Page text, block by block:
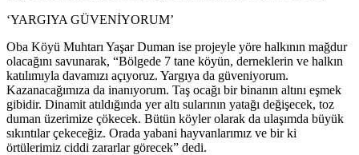
‘YARGIYA GÜVENİYORUM’
Oba Köyü Muhtarı Yaşar Duman ise projeyle yöre halkının mağdur
olacağını savunarak, “Bölgede 7 tane köyün, derneklerin ve halkın
katılımıyla davamızı açıyoruz. Yargıya da güveniyorum.
Kazanacağımıza da inanıyorum. Taş ocağı bir binanın altını eşmek
gibidir. Dinamit atıldığında yer altı sularının yatağı değişecek, toz
duman üzerimize çökecek. Bütün köyler olarak da ulaşımda büyük
sıkıntılar çekeceğiz. Orada yabani hayvanlarımız ve bir ki
örtülerimiz ciddi zararlar görecek” dedi.